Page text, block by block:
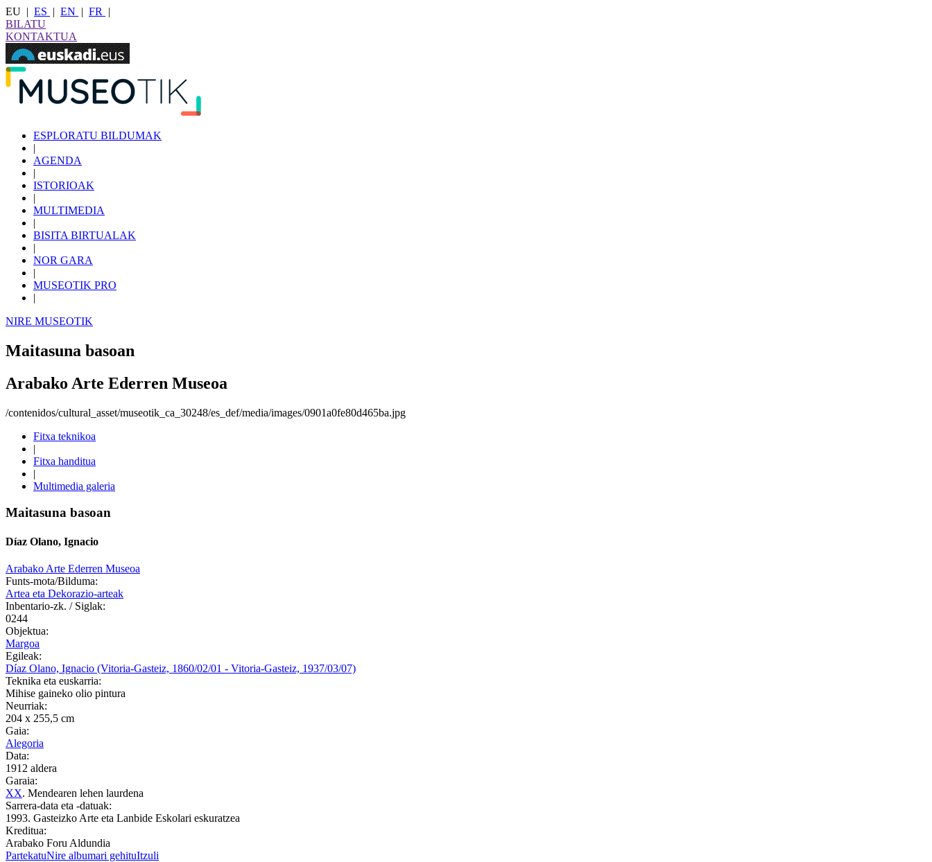
EU | ES | EN | FR
|
BILATU
KONTAKTUA
ESPLORATU BILDUMAK
|
AGENDA
|
ISTORIOAK
|
MULTIMEDIA
|
BISITA BIRTUALAK
|
NOR GARA
|
MUSEOTIK PRO
|
NIRE MUSEOTIK
Maitasuna basoan
Arabako Arte Ederren Museoa
/contenidos/cultural_asset/museotik_ca_30248/es_def/media/images/0901a0fe80d465ba.jpg
Fitxa teknikoa
|
Fitxa handitua
|
Multimedia galeria
Maitasuna basoan
Díaz Olano, Ignacio
Arabako Arte Ederren Museoa
Funts-mota/Bilduma:
Artea eta Dekorazio-arteak
Inbentario-zk. / Siglak:
0244
Objektua:
Margoa
Egileak:
Díaz Olano, Ignacio (Vitoria-Gasteiz, 1860/02/01 - Vitoria-Gasteiz, 1937/03/07)
Teknika eta euskarria:
Mihise gaineko olio pintura
Neurriak:
204 x 255,5 cm
Gaia:
Alegoria
Data:
1912 aldera
Garaia:
XX. Mendearen lehen laurdena
Sarrera-data eta -datuak:
1993. Gasteizko Arte eta Lanbide Eskolari eskuratzea
Kreditua:
Arabako Foru Aldundia
PartekatuNire albumari gehituItzuli